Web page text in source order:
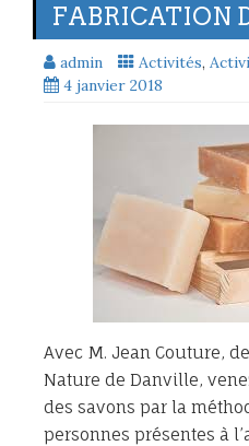
FABRICATION
admin Activités,
4 janvier 2018
Avec M. Jean Couture,
Nature de Danville,
des savons par la
personnes présentes à